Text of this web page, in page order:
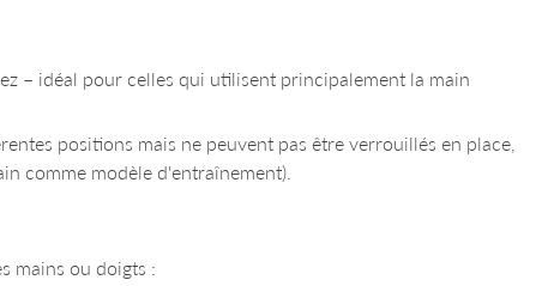
– idéal pour celles qui utilisent principalement la main
positions mais ne peuvent pas être verrouillés en place,
comme modèle d'entraînement).
mains ou doigts :